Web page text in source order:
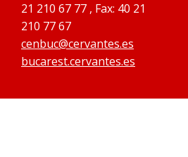
21 210 67 77 , Fax: 40 21
210 77 67
cenbuc@cervantes.es
bucarest.cervantes.es